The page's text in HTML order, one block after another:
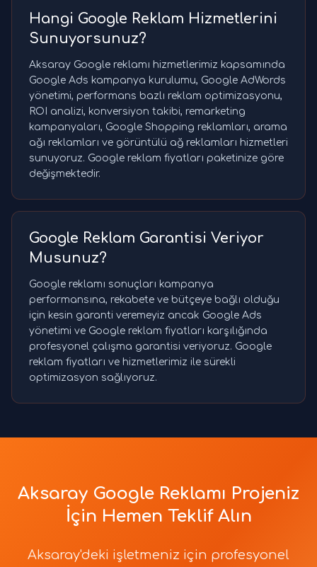
Hangi Google Reklam Hizmetlerini
Sunuyorsunuz?
Aksaray Google reklamı hizmetlerimiz kapsamında
Google Ads kampanya kurulumu, Google AdWords
yönetimi, performans bazlı reklam optimizasyonu,
ROI analizi, konversiyon takibi, remarketing
kampanyaları, Google Shopping reklamları, arama
ağı reklamları ve görüntülü ağ reklamları hizmetleri
sunuyoruz. Google reklam fiyatları paketinize göre
değişmektedir.
Google Reklam Garantisi Veriyor
Musunuz?
Google reklamı sonuçları kampanya
performansına, rekabete ve bütçeye bağlı olduğu
için kesin garanti veremeyiz ancak Google Ads
yönetimi ve Google reklam fiyatları karşılığında
profesyonel çalışma garantisi veriyoruz. Google
reklam fiyatları ve hizmetlerimiz ile sürekli
optimizasyon sağlıyoruz.
Aksaray Google Reklamı Projeniz
İçin Hemen Teklif Alın
Aksaray'deki işletmeniz için profesyonel